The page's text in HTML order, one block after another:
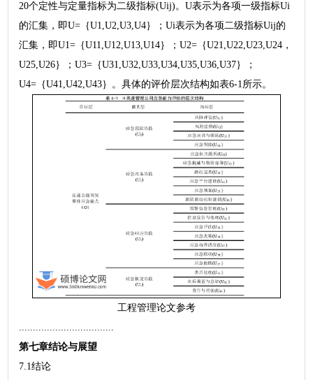
20个定性与定量指标为二级指标(Uij)。U表示为各项一级指标Ui
的汇集，即U=｛U1,U2,U3,U4｝；Ui表示为各项二级指标Uij的
汇集，即U1=｛U11,U12,U13,U14｝；U2=｛U21,U22,U23,U24，
U25,U26｝；U3=｛U31,U32,U33,U34,U35,U36,U37｝；
U4=｛U41,U42,U43｝。具体的评价层次结构如表6-1所示。
工程管理论文参考
..................................
第七章结论与展望
7.1结论